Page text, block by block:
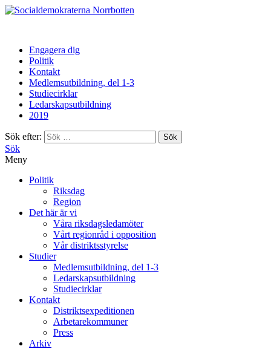
Norrbotten
Engagera dig
Politik
Kontakt
Medlemsutbildning, del 1-3
Studiecirklar
Ledarskapsutbildning
2019
Sök efter:
Sök
Meny
Politik
Riksdag
Region
Det här är vi
Våra riksdagsledamöter
Vårt regionråd i opposition
Vår distriktsstyrelse
Studier
Medlemsutbildning, del 1-3
Ledarskapsutbildning
Studiecirklar
Kontakt
Distriktsexpeditionen
Arbetarekommuner
Press
Arkiv